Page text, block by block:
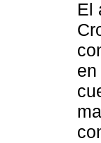
El